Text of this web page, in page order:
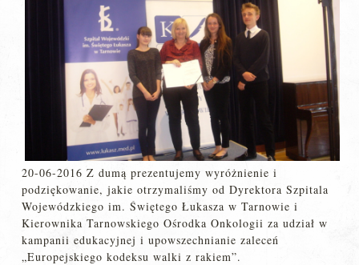
20-06-2016 Z dumą prezentujemy wyróżnienie i
podziękowanie, jakie otrzymaliśmy od Dyrektora Szpitala
Wojewódzkiego im. Świętego Łukasza w Tarnowie i
Kierownika Tarnowskiego Ośrodka Onkologii za udział w
kampanii edukacyjnej i upowszechnianie zaleceń
„Europejskiego kodeksu walki z rakiem”.